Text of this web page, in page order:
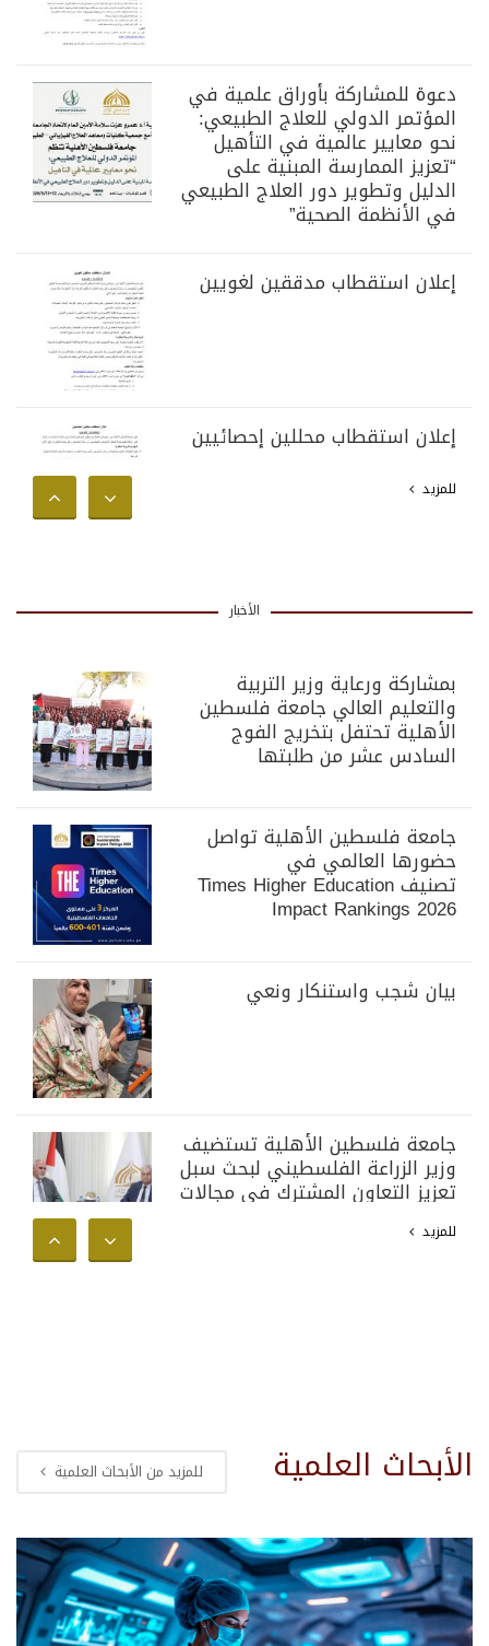
دعوة للمشاركة بأوراق علمية في
المؤتمر الدولي للعلاج الطبيعي:
نحو معايير عالمية في التأهيل
“تعزيز الممارسة المبنية على
الدليل وتطوير دور العلاج الطبيعي
في الأنظمة الصحية”
إعلان استقطاب مدققين لغويين
إعلان استقطاب محللين إحصائيين
للمزيد
الأخبار
بمشاركة ورعاية وزير التربية
والتعليم العالي جامعة فلسطين
الأهلية تحتفل بتخريج الفوج
السادس عشر من طلبتها
جامعة فلسطين الأهلية تواصل
حضورها العالمي في
تصنيف Times Higher Education
Impact Rankings 2026
بيان شجب واستنكار ونعي
جامعة فلسطين الأهلية تستضيف
وزير الزراعة الفلسطيني لبحث سبل
تعزيز التعاون المشترك في مجالات
المجتمع الفلسطيني
للمزيد
الأبحاث العلمية للمزيد من الأبحاث العلمية